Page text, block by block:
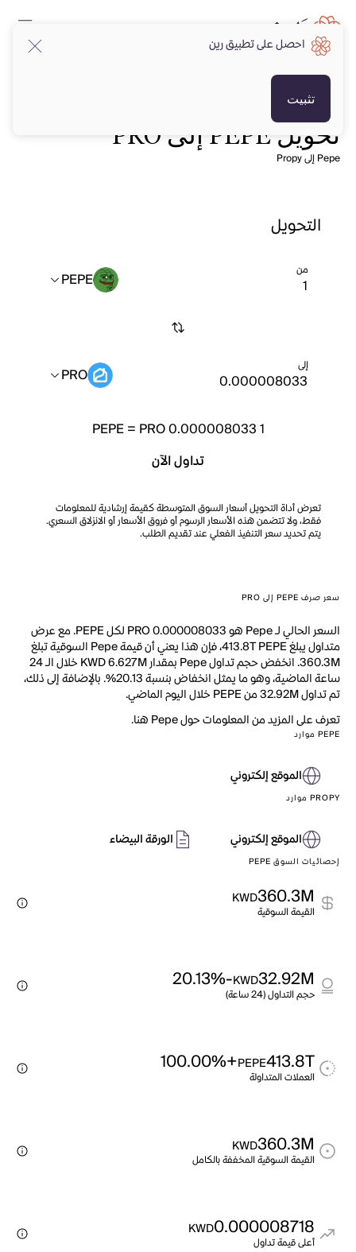
تحويل PEPE إلى PRO
Pepe إلى Propy
التحويل
من PEPE
إلى PRO
1
PEPE= PRO 0.000008033
تداول الآن
تعرض أداة التحويل أسعار السوق المتوسطة كقيمة إرشادية للمعلومات
فقط، ولا تتضمن هذه الأسعار الرسوم أو فروق الأسعار أو الانزلاق السعري.
يتم تحديد سعر التنفيذ الفعلي عند تقديم الطلب.
سعر صرف PEPE إلى PRO
السعر الحالي لـ Pepe هو PRO 0.000008033 لكل PEPE. مع عرض
متداول يبلغ 413.8T PEPE، فإن هذا يعني أن قيمة Pepe السوقية تبلغ
360.3M. انخفض حجم تداول Pepe بمقدار KWD 6.627M خلال الـ 24
ساعة الماضية، وهو ما يمثل انخفاض بنسبة 20.13%. بالإضافة إلى ذلك،
تم تداول 32.92M من PEPE خلال اليوم الماضي.
تعرف على المزيد من المعلومات حول Pepe هنا.
PEPE موارد
الموقع إلكتروني
PROPY موارد
الموقع إلكتروني الورقة البيضاء
إحصائيات السوق PEPE
360.3M
KWD
القيمة السوقية
32.92M
KWD
-20.13%
حجم التداول (24 ساعة)
413.8T
PEPE
+100.00%
العملات المتداولة
360.3M
KWD
القيمة السوقية المخففة بالكامل
0.000008718
KWD
أعلى قيمة تداول
احصل على تطبيق رين
تثبيت